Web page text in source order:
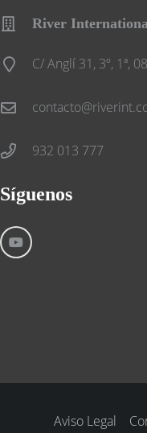
River
C/ Anglí 31, 3º, 1ª,
932 013 777
Síguenos
Aviso Legal